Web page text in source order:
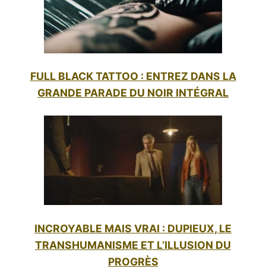
FULL BLACK TATTOO : ENTREZ DANS LA
GRANDE PARADE DU NOIR INTÉGRAL
INCROYABLE MAIS VRAI : DUPIEUX, LE
TRANSHUMANISME ET L’ILLUSION DU
PROGRÈS